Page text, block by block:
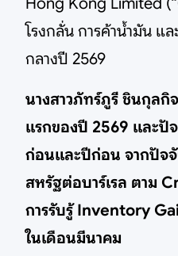
โรงกลั่น การค้าน้ำมัน แ
กลางปี 2569
นางสาวภัทร์ภูรี ชินกุลกิ
แรกของปี 2569 และปั
ก่อนและปีก่อน จากปัจ
สหรัฐต่อบาร์เรล ตาม
การรับรู้ Inventory
ในเดือนมีนาคม